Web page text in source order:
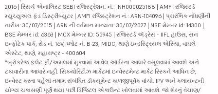
2016 | રિસર્ચ એનાલિસ્ટ SEBI રજિસ્ટ્રેશન. નં.: INH000025188 | AMFI-રજિસ્ટર્ડ
મ્યુચ્યુઅલ ફંડ ડિસ્ટ્રીબ્યુટર | AMFI રજિસ્ટ્રેશન નં.: ARN-104096 | પ્રારંભિક નોંધણીની
તારીખ: 30/07/2015 | ARN ની વર્તમાન માન્યતા: 30/07/2027 | NSE મેમ્બર id: 14300 |
BSE મેમ્બર id: 6363 | MCX મેમ્બર ID: 55945 | રજિસ્ટર્ડ ઍડ્રેસ - IIFL હાઉસ, સન
ઇન્ફોટેક પાર્ક, રોડ નં. 16V, પ્લોટ નં. B-23, MIDC, થાણે ઇન્ડસ્ટ્રિયલ એરિયા, વાઘલે
એસ્ટેટ, થાણે, મહારાષ્ટ્ર - 400604
*બ્રોકરેજ ફ્લેટ ફી/અમલમાં મુકવામાં આવેલ ઑર્ડરના આધારે વસૂલવામાં આવશે અને
ટકાવારીના આધારે નહીં. સિક્યોરિટીઝ માર્કેટમાં ઇન્વેસ્ટમેન્ટ માર્કેટ રિસ્કને આધિન છે,
ઇન્વેસ્ટ કરતા પહેલાં તમામ સંબંધિત ડૉક્યૂમેન્ટ કાળજીપૂર્વક વાંચો. IPV અને ક્લાયન્ટની
યોગ્ય ચકાસણી પૂર્ણ થયા પછી ડિજિટલ એકાઉન્ટ ખોલવામાં આવશે. જો શેરનું વેચાણ/